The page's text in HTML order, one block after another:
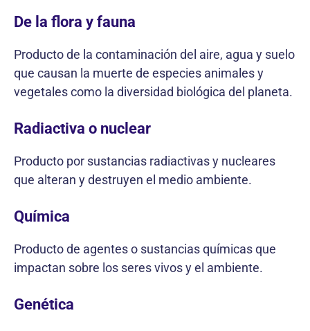
De la flora y fauna
Producto de la contaminación del aire, agua y suelo
que causan la muerte de especies animales y
vegetales como la diversidad biológica del planeta.
Radiactiva o nuclear
Producto por sustancias radiactivas y nucleares
que alteran y destruyen el medio ambiente.
Química
Producto de agentes o sustancias químicas que
impactan sobre los seres vivos y el ambiente.
Genética